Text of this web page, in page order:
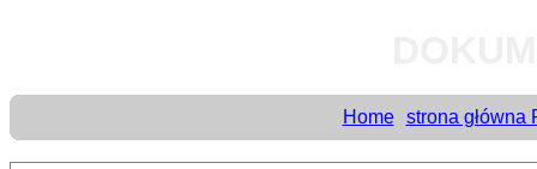
Home strona główna